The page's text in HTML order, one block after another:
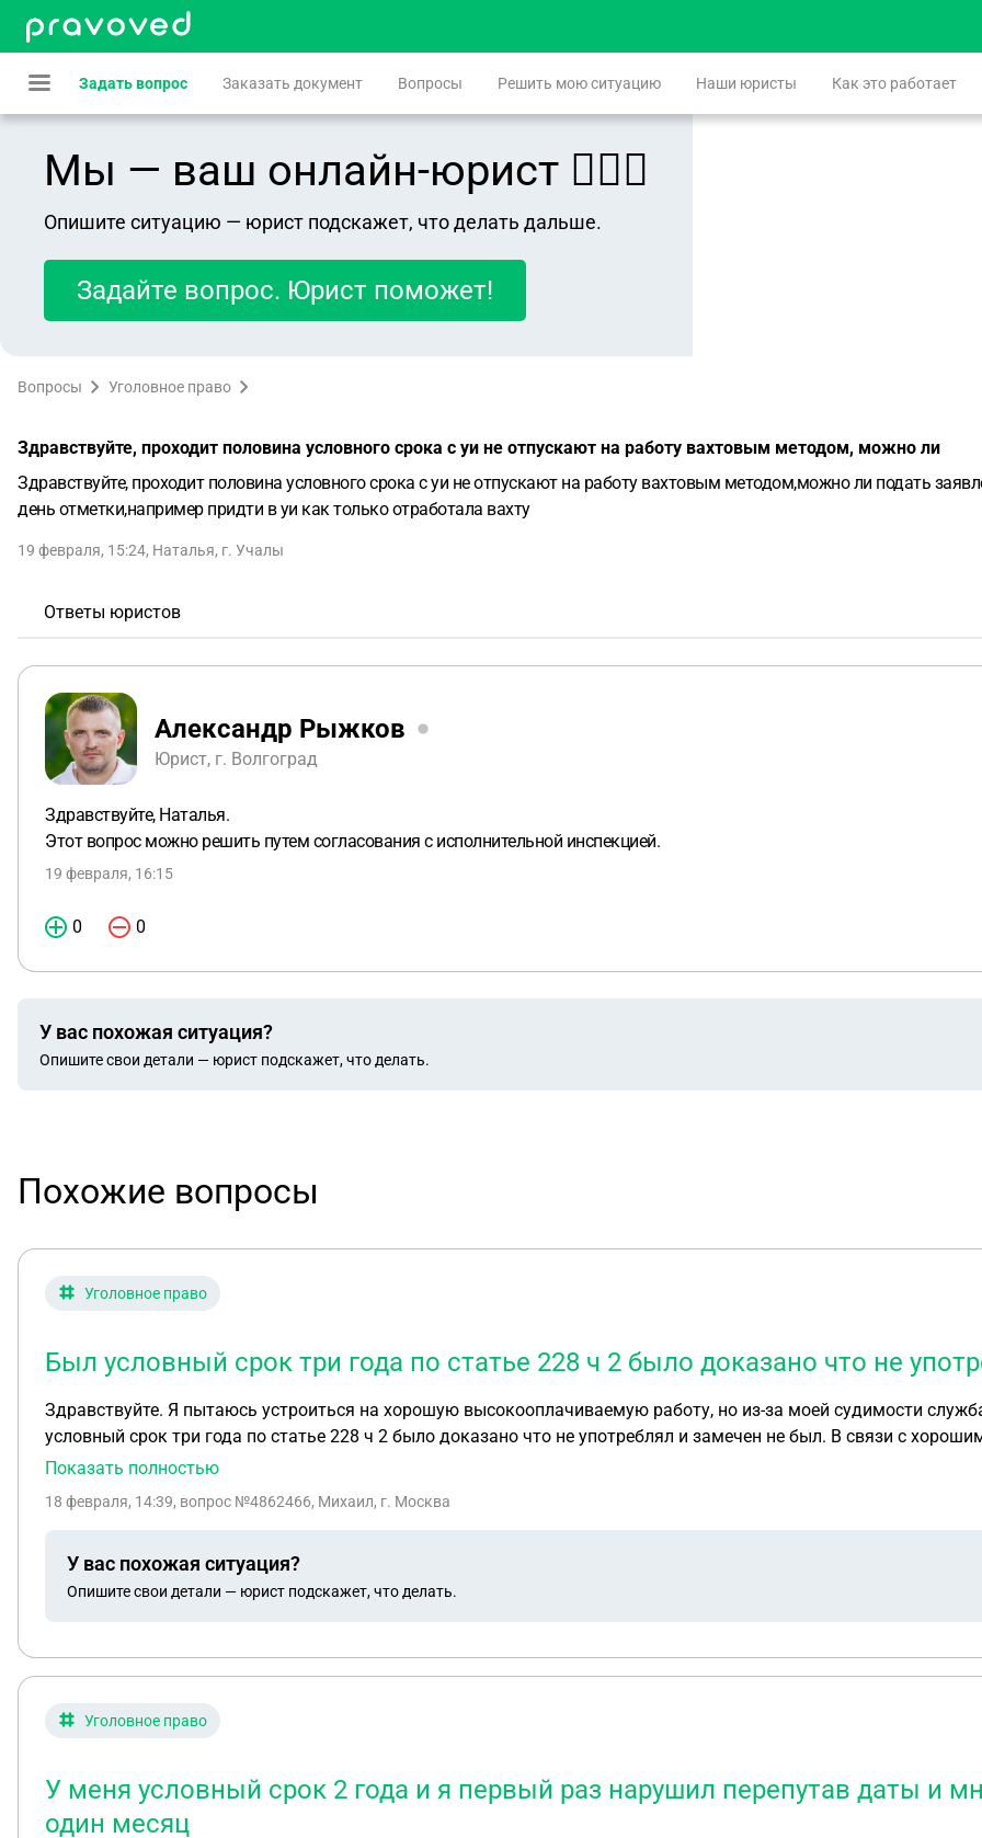
Задать вопрос Заказать документ Вопросы Решить мою ситуацию Наши юристы Как это работает
Мы — ваш онлайн-юрист 👨🏻‍⚖️
Опишите ситуацию — юрист подскажет, что делать дальше.
Задайте вопрос. Юрист поможет!
Вопросы Уголовное право
Здравствуйте, проходит половина условного срока с уи не отпускают на работу вахтовым методом, можно ли
Здравствуйте, проходит половина условного срока с уи не отпускают на работу вахтовым методом,можно ли подать
день отметки,например придти в уи как только отработала вахту
19 февраля, 15:24, Наталья, г. Учалы
Ответы юристов
Александр Рыжков
Юрист, г. Волгоград
Здравствуйте, Наталья.
Этот вопрос можно решить путем согласования с исполнительной инспекцией.
19 февраля, 16:15
0 0
У вас похожая ситуация?
Опишите свои детали — юрист подскажет, что делать.
Похожие вопросы
Уголовное право
Был условный срок три года по статье 228 ч 2 было доказано что не
Здравствуйте. Я пытаюсь устроиться на хорошую высокооплачиваемую работу, но из-за моей судимости
условный срок три года по статье 228 ч 2 было доказано что не употреблял и замечен не был. В связи с
меня сняли исполнительное наказание и я получил удо. С 2017 по 2018 год. Скажите пожалуйста что нужно
Показать полностью
18 февраля, 14:39, вопрос №4862466, Михаил, г. Москва
У вас похожая ситуация?
Опишите свои детали — юрист подскажет, что делать.
Уголовное право
У меня условный срок 2 года и я первый раз нарушил перепутав даты и
один месяц